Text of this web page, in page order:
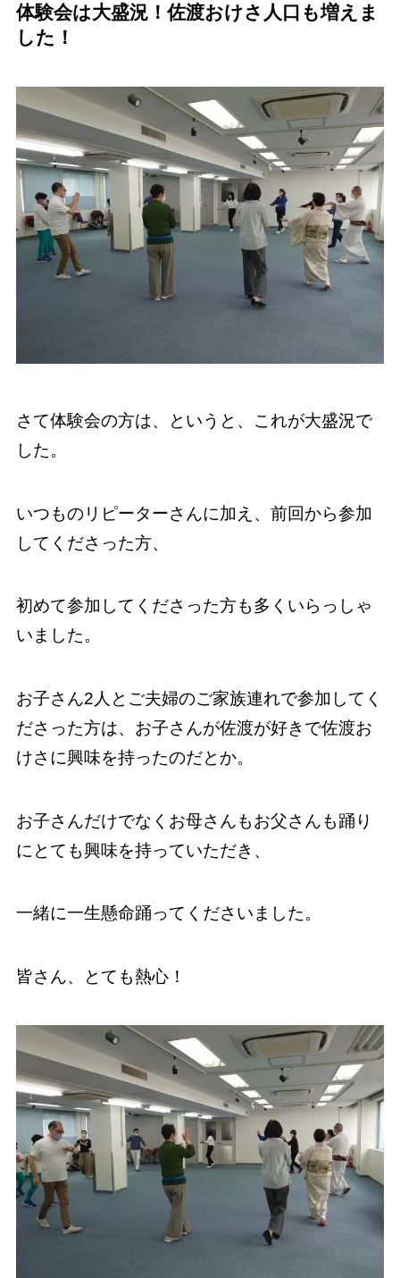
体験会は大盛況！佐渡おけさ人口も増えま
した！
さて体験会の方は、というと、これが大盛況で
した。
いつものリピーターさんに加え、前回から参加
してくださった方、
初めて参加してくださった方も多くいらっしゃ
いました。
お子さん2人とご夫婦のご家族連れで参加してく
ださった方は、お子さんが佐渡が好きで佐渡お
けさに興味を持ったのだとか。
お子さんだけでなくお母さんもお父さんも踊り
にとても興味を持っていただき、
一緒に一生懸命踊ってくださいました。
皆さん、とても熱心！